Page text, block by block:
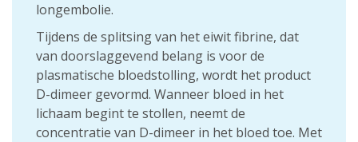
longembolie.
Tijdens de splitsing van het eiwit fibrine, dat
van doorslaggevend belang is voor de
plasmatische bloedstolling, wordt het product
D-dimeer gevormd. Wanneer bloed in het
lichaam begint te stollen, neemt de
concentratie van D-dimeer in het bloed toe. Met